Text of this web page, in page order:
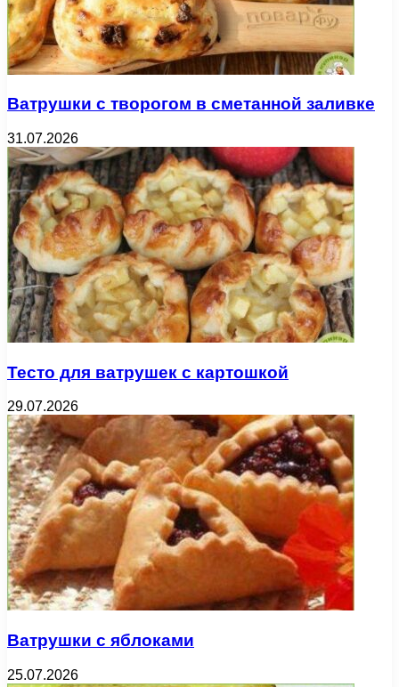
Ватрушки с творогом в сметанной заливке
31.07.2026
Тесто для ватрушек с картошкой
29.07.2026
Ватрушки с яблоками
25.07.2026